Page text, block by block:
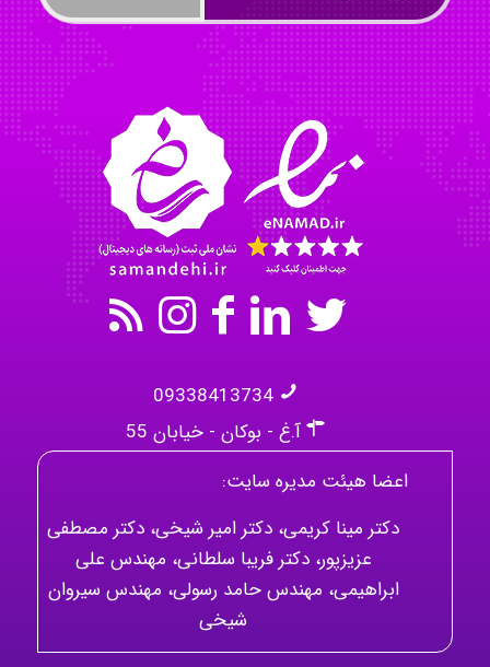
akhtar shahsavandi
kimiya zirakpoor
09338413734
آ.غ - بوکان - خیابان 55
اعضا هیئت مدیره سایت:
دکتر مینا کریمی، دکتر امیر شیخی، دکتر مصطفی
عزیزپور، دکتر فریبا سلطانی، مهندس علی
ابراهیمی، مهندس حامد رسولی، مهندس سیروان
شیخی